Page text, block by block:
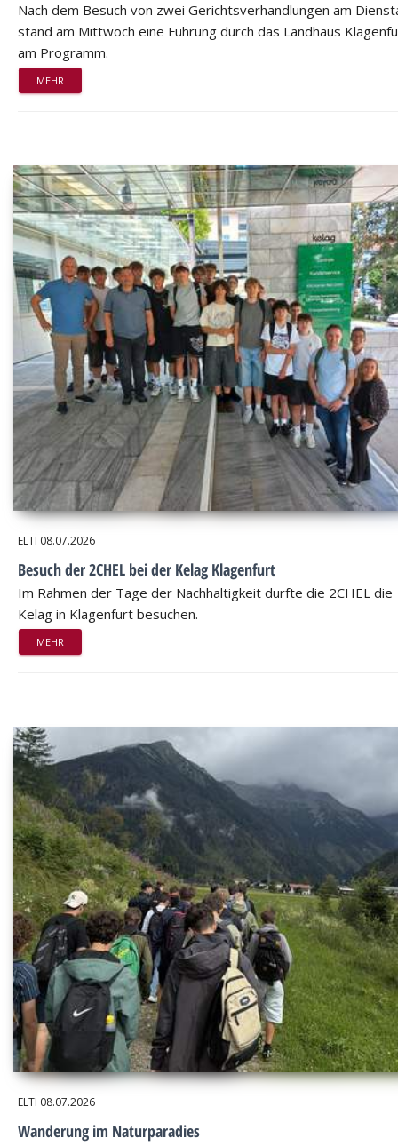
Nach dem Besuch von zwei Gerichtsverhandlungen am
stand am Mittwoch eine Führung durch das Landhaus
am Programm.
MEHR
ELTI 08.07.2026
Besuch der 2CHEL bei der Kelag Klagenfurt
Im Rahmen der Tage der Nachhaltigkeit durfte die 2CHEL die
Kelag in Klagenfurt besuchen.
MEHR
ELTI 08.07.2026
Wanderung im Naturparadies